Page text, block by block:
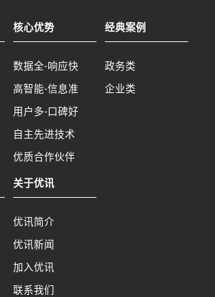
核心优势
数据全-响应快
高智能-信息准
用户多-口碑好
自主先进技术
优质合作伙伴
经典案例
政务类
企业类
关于优讯
优讯简介
优讯新闻
加入优讯
联系我们